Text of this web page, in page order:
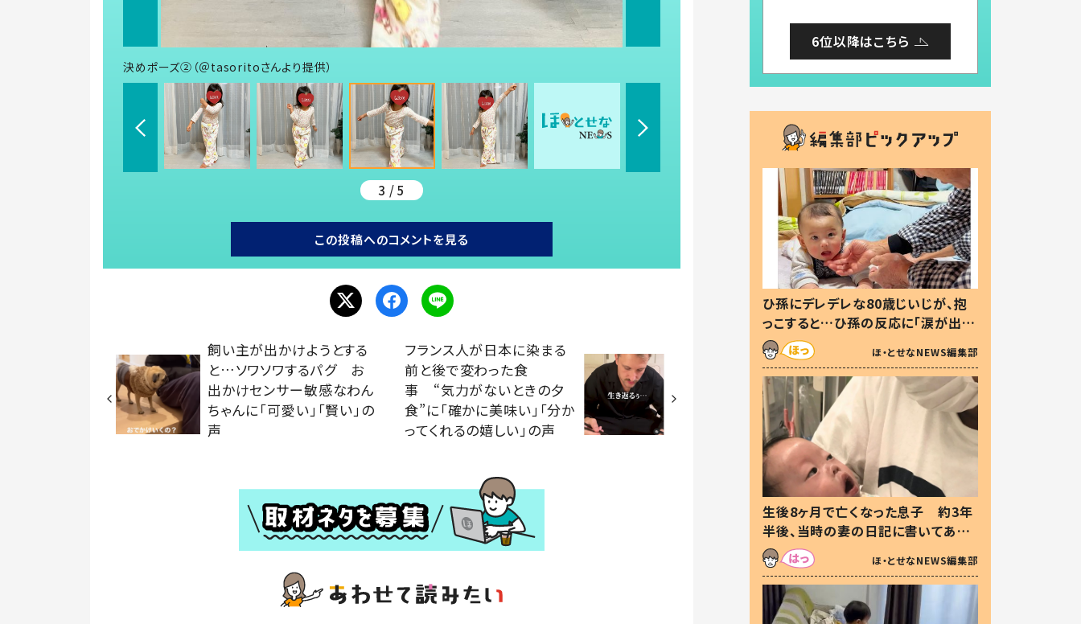
決めポーズ②（＠tasoritoさんより提供）
3 / 5
この投稿へのコメントを見る
飼い主が出かけようとする
と…ソワソワするパグ お
出かけセンサー敏感なわん
ちゃんに「可愛い」「賢い」の
声
フランス人が日本に染まる
前と後で変わった食
事 “気力がないときの夕
食”に「確かに美味い」「分か
ってくれるの嬉しい」の声
6位以降はこちら
ひ孫にデレデレな80歳じいじが、抱
っこすると…ひ孫の反応に「涙が出ま
した」「可愛くて仕方ない」
ほ・とせなNEWS編集部
生後8ヶ月で亡くなった息子 約3年
半後、当時の妻の日記に書いてあっ
た本音とは
ほ・とせなNEWS編集部